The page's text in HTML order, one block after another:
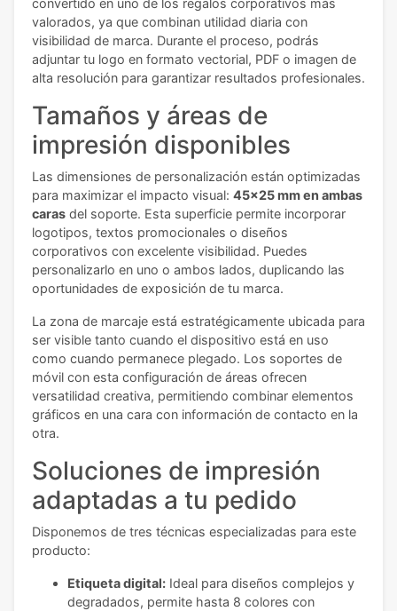
valorados, ya que combinan utilidad diaria con
visibilidad de marca. Durante el proceso, podrás
adjuntar tu logo en formato vectorial, PDF o imagen de
alta resolución para garantizar resultados profesionales.
Tamaños y áreas de
impresión disponibles
Las dimensiones de personalización están optimizadas
para maximizar el impacto visual: 45x25 mm en ambas
caras del soporte. Esta superficie permite incorporar
logotipos, textos promocionales o diseños
corporativos con excelente visibilidad. Puedes
personalizarlo en uno o ambos lados, duplicando las
oportunidades de exposición de tu marca.
La zona de marcaje está estratégicamente ubicada para
ser visible tanto cuando el dispositivo está en uso
como cuando permanece plegado. Los soportes de
móvil con esta configuración de áreas ofrecen
versatilidad creativa, permitiendo combinar elementos
gráficos en una cara con información de contacto en la
otra.
Soluciones de impresión
adaptadas a tu pedido
Disponemos de tres técnicas especializadas para este
producto:
Etiqueta digital: Ideal para diseños complejos y
degradados, permite hasta 8 colores con